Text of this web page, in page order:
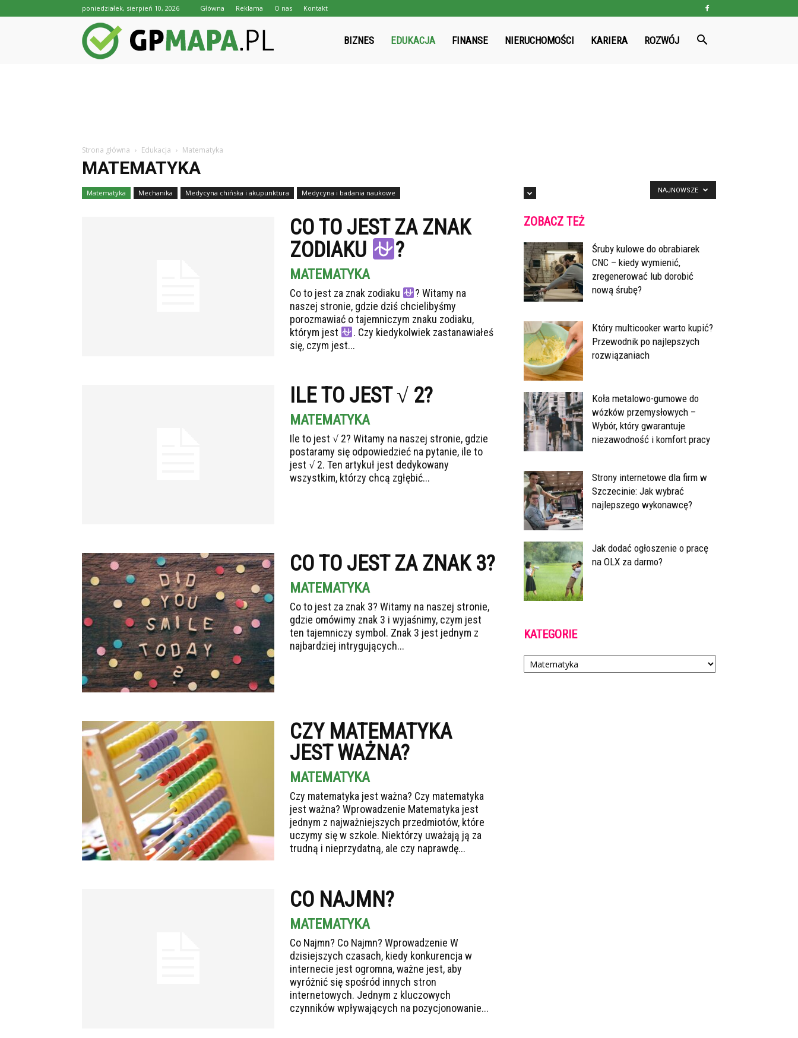
poniedziałek, sierpień 10, 2026 Główna Reklama O nas Kontakt
BIZNES EDUKACJA FINANSE NIERUCHOMOŚCI KARIERA ROZWÓJ
Strona główna Edukacja Matematyka
MATEMATYKA
Matematyka Mechanika Medycyna chińska i akupunktura
Medycyna i badania naukowe
NAJNOWSZE
CO TO JEST ZA ZNAK
ZODIAKU
?
MATEMATYKA
Co to jest za znak zodiaku
? Witamy na
naszej stronie, gdzie dziś chcielibyśmy
porozmawiać o tajemniczym znaku zodiaku,
którym jest
. Czy kiedykolwiek zastanawiałeś
się, czym jest...
ILE TO JEST √ 2?
MATEMATYKA
Ile to jest √ 2? Witamy na naszej stronie, gdzie
postaramy się odpowiedzieć na pytanie, ile to
jest √ 2. Ten artykuł jest dedykowany
wszystkim, którzy chcą zgłębić...
CO TO JEST ZA ZNAK 3?
MATEMATYKA
Co to jest za znak 3? Witamy na naszej stronie,
gdzie omówimy znak 3 i wyjaśnimy, czym jest
ten tajemniczy symbol. Znak 3 jest jednym z
najbardziej intrygujących...
CZY MATEMATYKA
JEST WAŻNA?
MATEMATYKA
Czy matematyka jest ważna? Czy matematyka
jest ważna? Wprowadzenie Matematyka jest
jednym z najważniejszych przedmiotów, które
uczymy się w szkole. Niektórzy uważają ją za
trudną i nieprzydatną, ale czy naprawdę...
CO NAJMN?
MATEMATYKA
Co Najmn? Co Najmn? Wprowadzenie W
dzisiejszych czasach, kiedy konkurencja w
internecie jest ogromna, ważne jest, aby
wyróżnić się spośród innych stron
internetowych. Jednym z kluczowych
czynników wpływających na pozycjonowanie...
ZOBACZ TEŻ
Śruby kulowe do obrabiarek
CNC – kiedy wymienić,
zregenerować lub dorobić
nową śrubę?
Który multicooker warto kupić?
Przewodnik po najlepszych
rozwiązaniach
Koła metalowo-gumowe do
wózków przemysłowych –
Wybór, który gwarantuje
niezawodność i komfort pracy
Strony internetowe dla firm w
Szczecinie: Jak wybrać
najlepszego wykonawcę?
Jak dodać ogłoszenie o pracę
na OLX za darmo?
KATEGORIE
Kategorie